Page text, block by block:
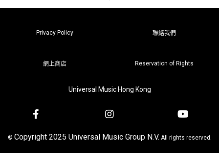
Privacy Policy 聯絡我們
網上商店 Reservation of Rights
Universal Music Hong Kong
© Copyright 2025 Universal Music Group N.V. All rights reserved.